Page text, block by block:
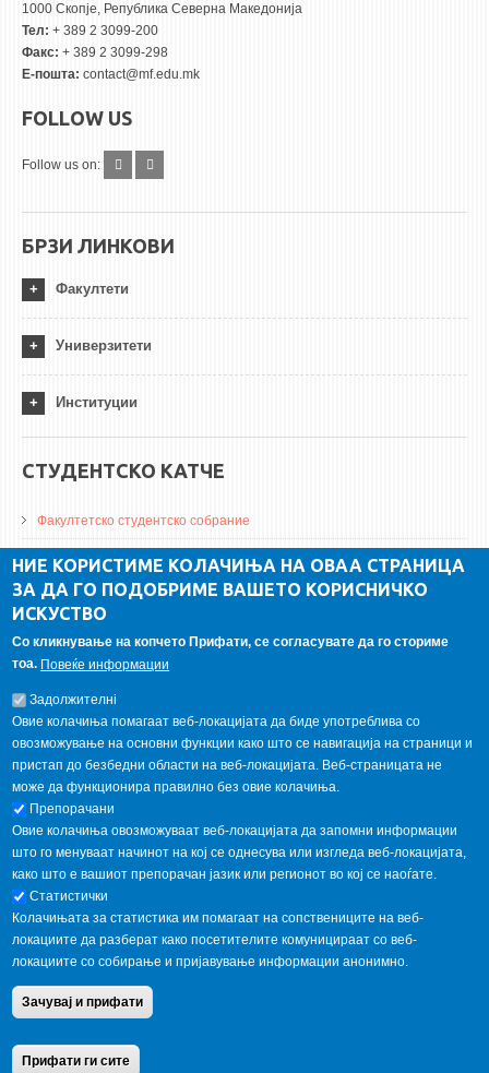
1000 Скопје, Република Северна Македонија
Тел: + 389 2 3099-200
Факс: + 389 2 3099-298
Е-пошта: contact@mf.edu.mk
FOLLOW US
Follow us on:
БРЗИ ЛИНКОВИ
Факултети
Универзитети
Институции
СТУДЕНТСКО КАТЧЕ
Факултетско студентско собрание
ДА Винчи магазин
Алумни асоцијација
ГАЛЕРИЈА
Copyright © 2013 Garnet All Rights Reserved. Designed by
Home
НИЕ КОРИСТИМЕ КОЛАЧИЊА НА ОВАА СТРАНИЦА
ЗА ДА ГО ПОДОБРИМЕ ВАШЕТО КОРИСНИЧКО
ИСКУСТВО
Со кликнување на копчето Прифати, се согласувате да го сториме
тоа. Повеќе информации
Задолжителнi
Овие колачиња помагаат веб-локацијата да биде употреблива со
овозможување на основни функции како што се навигација на страници и
пристап до безбедни области на веб-локацијата. Веб-страницата не
може да функционира правилно без овие колачиња.
Препорачани
Овие колачиња овозможуваат веб-локацијата да запомни информации
што го менуваат начинот на кој се однесува или изгледа веб-локацијата,
како што е вашиот препорачан јазик или регионот во кој се наоѓате.
Статистички
Колачињата за статистика им помагаат на сопствениците на веб-
локациите да разберат како посетителите комуницираат со веб-
локациите со собирање и пријавување информации анонимно.
Зачувај и прифати
Прифати ги сите